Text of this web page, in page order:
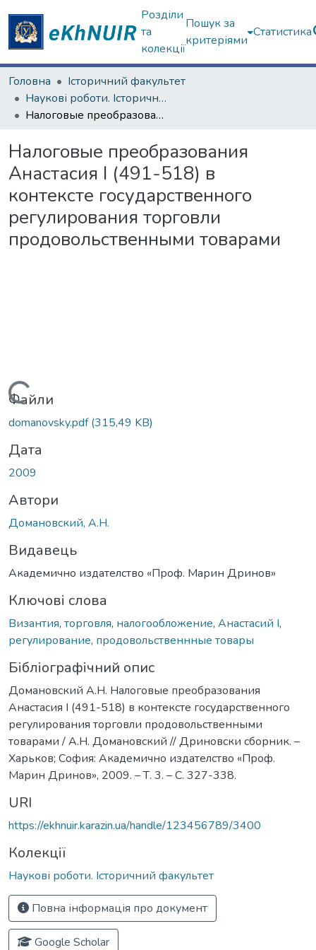
Розділи
та
колекції
Пошук за
критеріями
Статистика
Головна
Історичний факультет
Наукові роботи. Історичний факультет
Налоговые преобразования Анастасия І (491-518) в контексте государственного регулирования торговли продовольственными товарами
Налоговые преобразования
Анастасия І (491-518) в
контексте государственного
регулирования торговли
продовольственными товарами
Вантажиться...
Файли
domanovsky.pdf(315,49 KB)
Дата
2009
Автори
Домановский, А.Н.
Видавець
Академично издателство «Проф. Марин Дринов»
Ключові слова
Византия, торговля, налогообложение, Анастасий I,
регулирование, продовольственнные товары
Бібліографічний опис
Домановский А.Н. Налоговые преобразования
Анастасия І (491-518) в контексте государственного
регулирования торговли продовольственными
товарами / А.Н. Домановский // Дриновски сборник. –
Харьков; София: Академично издателство «Проф.
Марин Дринов», 2009. – Т. 3. – С. 327-338.
URI
https://ekhnuir.karazin.ua/handle/123456789/3400
Колекції
Наукові роботи. Історичний факультет
Повна інформація про документ
Google Scholar